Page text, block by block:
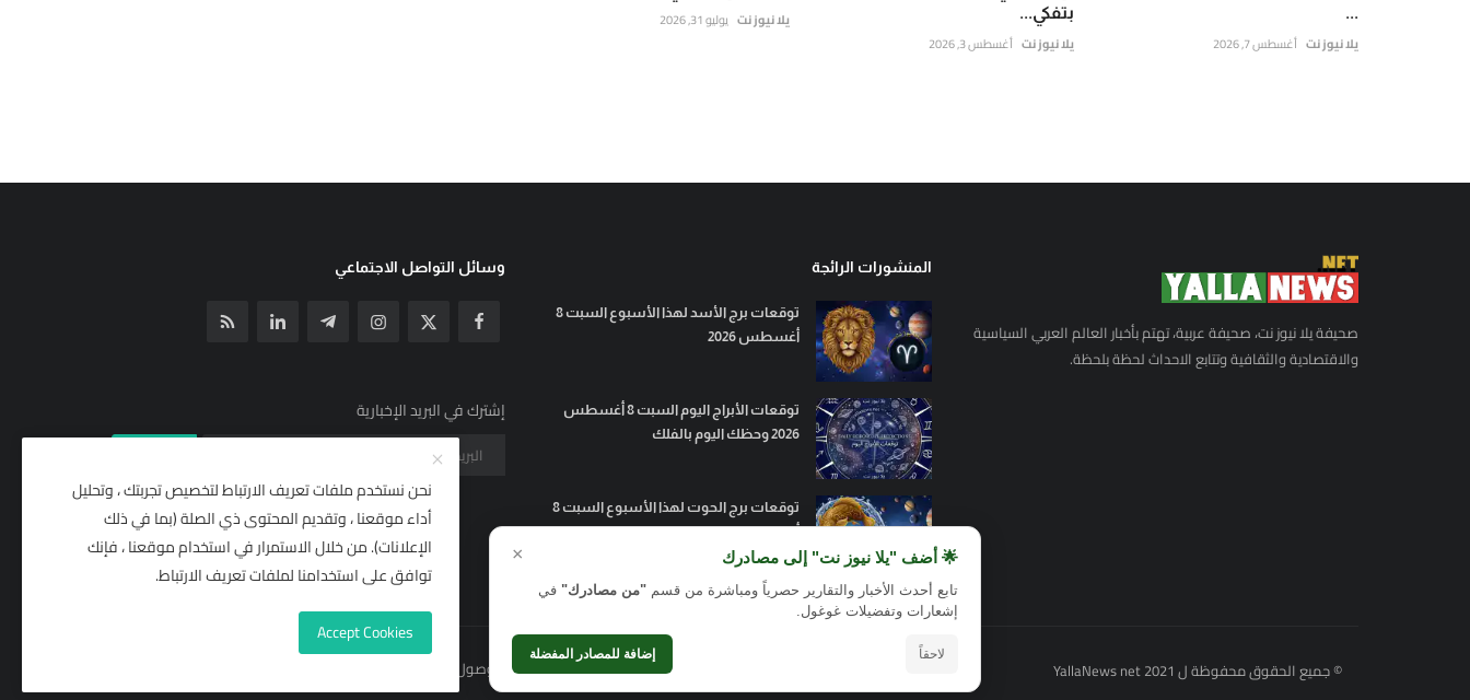
...
يلا نيوز نت أغسطس 7, 2026
بتفكي...
يلا نيوز نت أغسطس 3, 2026
يلا نيوز نت يوليو 31, 2026
صحيفة يلا نيوز نت، صحيفة عربية، تهتم بأخبار العالم العربي السياسية
والاقتصادية والثقافية وتتابع الاحداث لحظة بلحظة.
المنشورات الرائجة
توقعات برج الأسد لهذا الأسبوع السبت 8
أغسطس 2026
توقعات الأبراج اليوم السبت 8 أغسطس
2026 وحظك اليوم بالفلك
توقعات برج الحوت لهذا الأسبوع السبت 8
أغسطس 2026
وسائل التواصل الاجتماعي
إشترك في البريد الإخبارية
© جميع الحقوق محفوظة ل YallaNews net 2021 الاشتراكات والأسعار (وصول مجاني)
نحن نستخدم ملفات تعريف الارتباط لتخصيص تجربتك ، وتحليل
أداء موقعنا ، وتقديم المحتوى ذي الصلة (بما في ذلك
الإعلانات). من خلال الاستمرار في استخدام موقعنا ، فإنك
توافق على استخدامنا لملفات تعريف الارتباط.
Accept Cookies
🌟 أضف "يلا نيوز نت" إلى مصادرك ×
تابع أحدث الأخبار والتقارير حصرياً ومباشرة من قسم "من مصادرك" في
إشعارات وتفضيلات غوغول.
لاحقاً إضافة للمصادر المفضلة